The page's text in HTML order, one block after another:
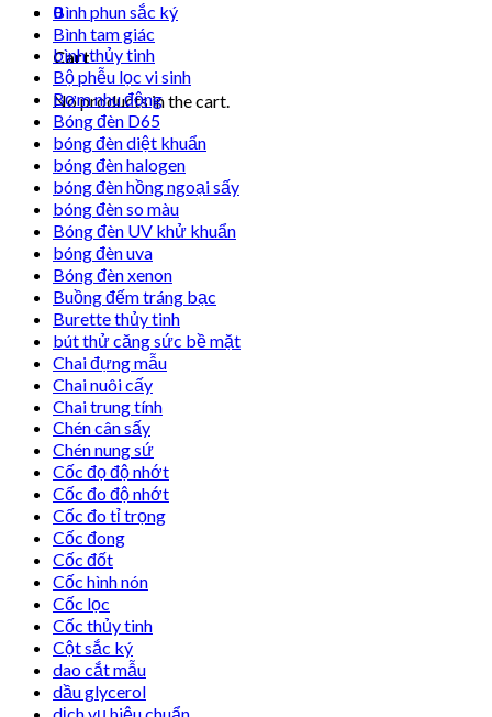
0
Cart
No products in the cart.
Bình phun sắc ký
Bình tam giác
bình thủy tinh
Bộ phễu lọc vi sinh
Bơm nhu động
Bóng đèn D65
bóng đèn diệt khuẩn
bóng đèn halogen
bóng đèn hồng ngoại sấy
bóng đèn so màu
Bóng đèn UV khử khuẩn
bóng đèn uva
Bóng đèn xenon
Buồng đếm tráng bạc
Burette thủy tinh
bút thử căng sức bề mặt
Chai đựng mẫu
Chai nuôi cấy
Chai trung tính
Chén cân sấy
Chén nung sứ
Cốc đọ độ nhớt
Cốc đo độ nhớt
Cốc đo tỉ trọng
Cốc đong
Cốc đốt
Cốc hình nón
Cốc lọc
Cốc thủy tinh
Cột sắc ký
dao cắt mẫu
dầu glycerol